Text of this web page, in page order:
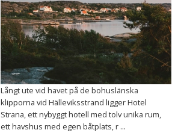
Långt ute vid havet på de bohuslänska
klipporna vid Hälleviksstrand ligger Hotel
Strana, ett nybyggt hotell med tolv unika rum,
ett havshus med egen båtplats, r ...